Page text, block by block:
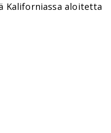
Kaliforniassa aloitetta